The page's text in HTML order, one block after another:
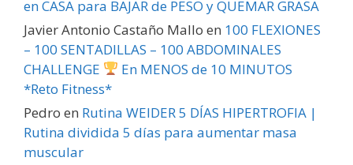
en CASA para BAJAR de PESO y QUEMAR GRASA
Javier Antonio Castaño Mallo en 100 FLEXIONES
– 100 SENTADILLAS – 100 ABDOMINALES
CHALLENGE
En MENOS de 10 MINUTOS
*Reto Fitness*
Pedro en Rutina WEIDER 5 DÍAS HIPERTROFIA |
Rutina dividida 5 días para aumentar masa
muscular